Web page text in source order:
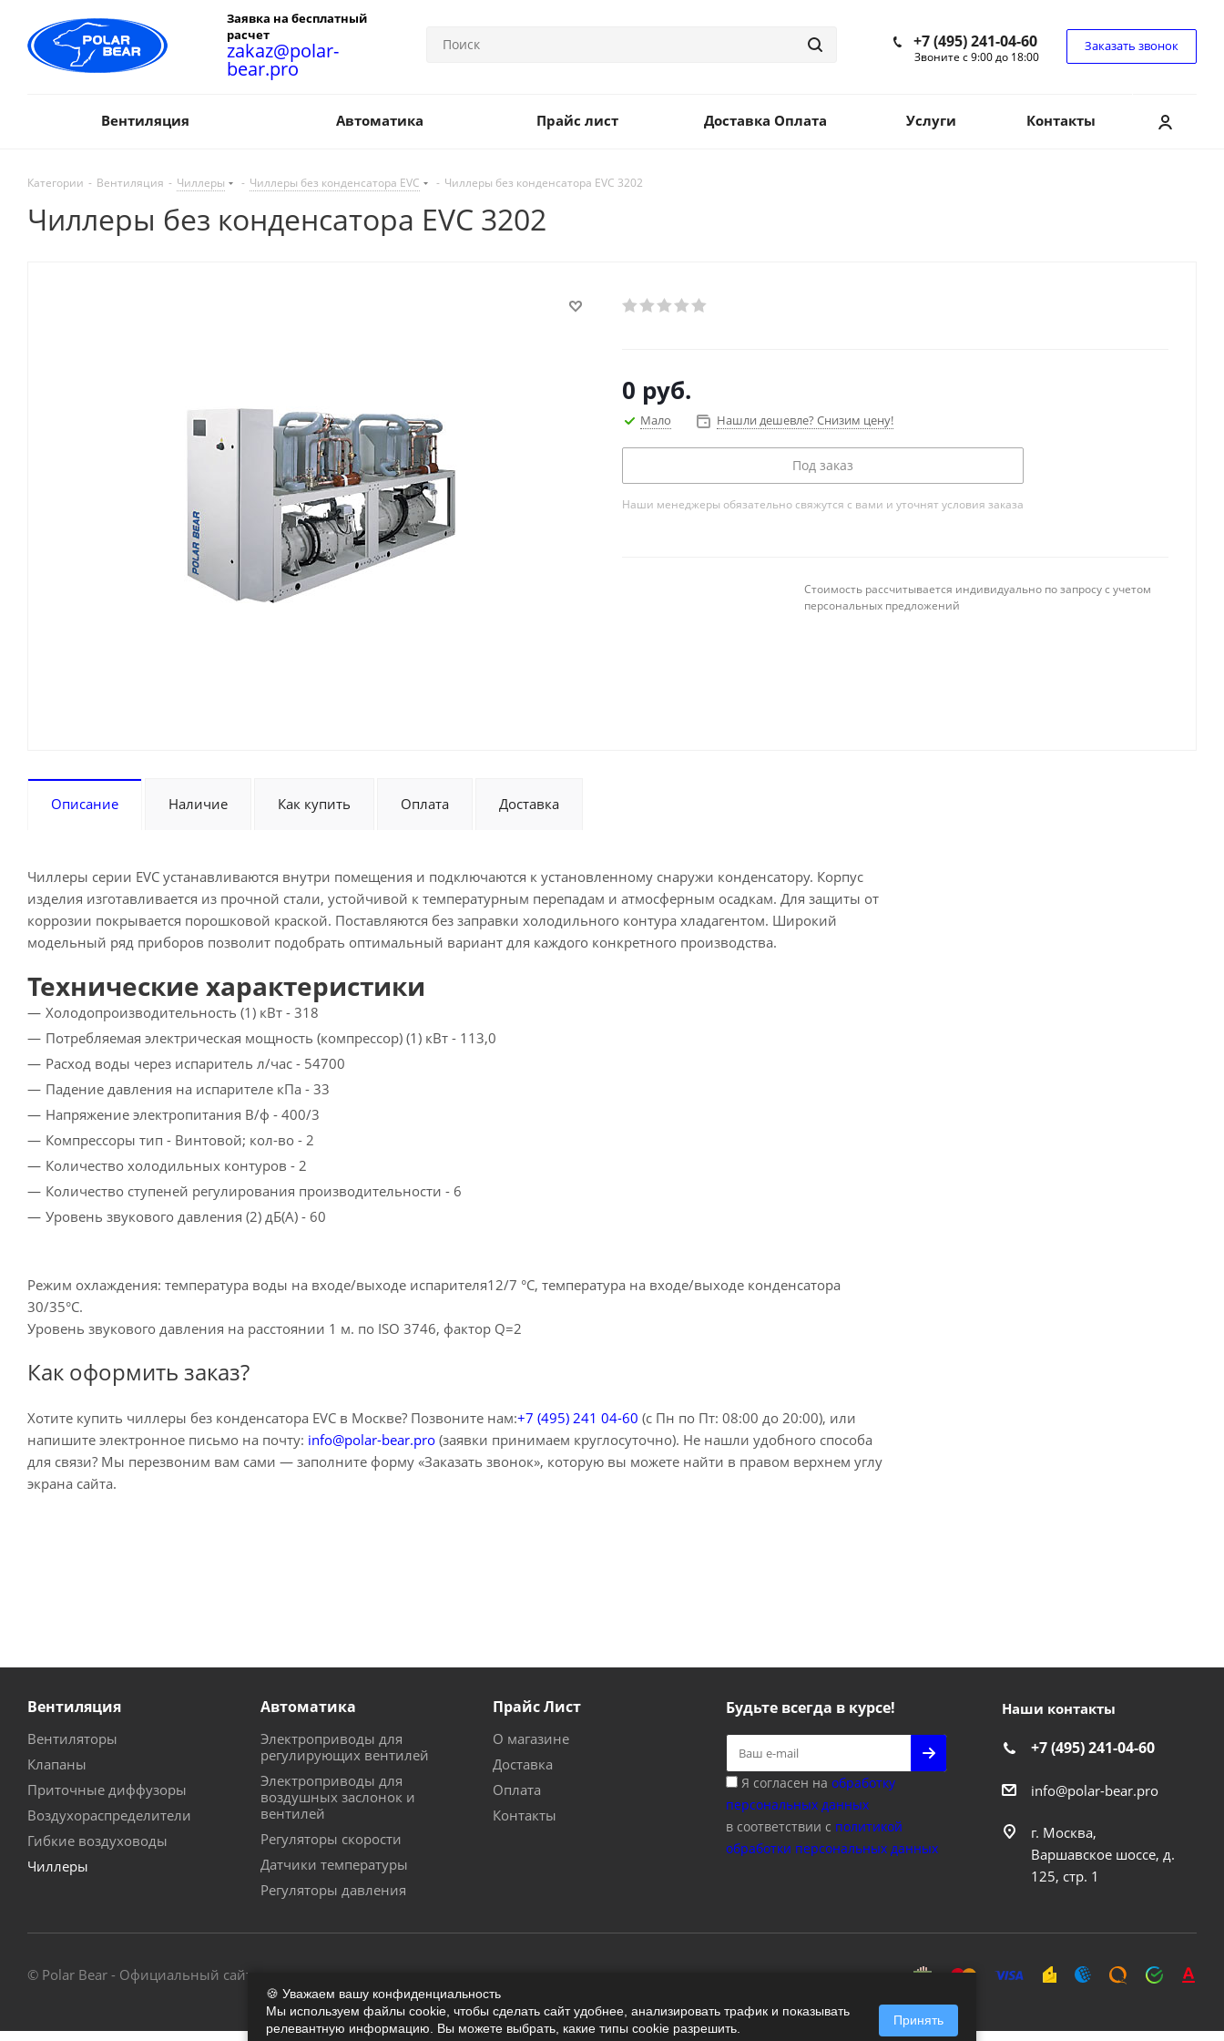
Заявка на бесплатный
расчет
zakaz@polar-
bear.pro
+7 (495) 241-04-60
Звоните с 9:00 до 18:00
Заказать звонок
Вентиляция Автоматика Прайс лист Доставка Оплата Услуги Контакты
Категории - Вентиляция - Чиллеры - Чиллеры без конденсатора EVC - Чиллеры без конденсатора EVC 3202
Чиллеры без конденсатора EVC 3202
0 руб.
Мало Нашли дешевле? Снизим цену!
Под заказ
Наши менеджеры обязательно свяжутся с вами и уточнят условия заказа
Стоимость рассчитывается индивидуально по запросу с учетом
персональных предложений
Описание Наличие Как купить Оплата Доставка
Чиллеры серии EVC устанавливаются внутри помещения и подключаются к установленному снаружи конденсатору. Корпус
изделия изготавливается из прочной стали, устойчивой к температурным перепадам и атмосферным осадкам. Для защиты от
коррозии покрывается порошковой краской. Поставляются без заправки холодильного контура хладагентом. Широкий
модельный ряд приборов позволит подобрать оптимальный вариант для каждого конкретного производства.
Технические характеристики
Холодопроизводительность (1) кВт - 318
Потребляемая электрическая мощность (компрессор) (1) кВт - 113,0
Расход воды через испаритель л/час - 54700
Падение давления на испарителе кПа - 33
Напряжение электропитания В/ф - 400/3
Компрессоры тип - Винтовой; кол-во - 2
Количество холодильных контуров - 2
Количество ступеней регулирования производительности - 6
Уровень звукового давления (2) дБ(A) - 60
Режим охлаждения: температура воды на входе/выходе испарителя12/7 °C, температура на входе/выходе конденсатора
30/35°C.
Уровень звукового давления на расстоянии 1 м. по ISO 3746, фактор Q=2
Как оформить заказ?
Хотите купить чиллеры без конденсатора EVC в Москве? Позвоните нам:+7 (495) 241 04-60 (с Пн по Пт: 08:00 до 20:00), или
напишите электронное письмо на почту: info@polar-bear.pro (заявки принимаем круглосуточно). Не нашли удобного способа
для связи? Мы перезвоним вам сами — заполните форму «Заказать звонок», которую вы можете найти в правом верхнем углу
экрана сайта.
Вентиляция
Вентиляторы
Клапаны
Приточные диффузоры
Воздухораспределители
Гибкие воздуховоды
Чиллеры
Автоматика
Электроприводы для
регулирующих вентилей
Электроприводы для
воздушных заслонок и
вентилей
Регуляторы скорости
Датчики температуры
Регуляторы давления
Прайс Лист
О магазине
Доставка
Оплата
Контакты
Будьте всегда в курсе!
Я согласен на обработку
персональных данных
в соответствии с политикой
обработки персональных данных
Наши контакты
+7 (495) 241-04-60
info@polar-bear.pro
г. Москва,
Варшавское шоссе, д.
125, стр. 1
© Polar Bear - Официальный сайт - магазин
🍪 Уважаем вашу конфиденциальность
Мы используем файлы cookie, чтобы сделать сайт удобнее, анализировать трафик и показывать
релевантную информацию. Вы можете выбрать, какие типы cookie разрешить.
Принять